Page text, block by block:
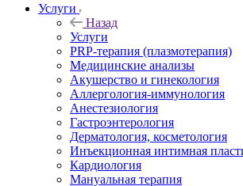
Услуги
Назад
Услуги
PRP-терапия (плазмотерапия)
Медицинские анализы
Акушерство и гинекология
Аллергология-иммунология
Анестезиология
Гастроэнтерология
Дерматология, косметология
Инъекционная интимная
Кардиология
Мануальная терапия